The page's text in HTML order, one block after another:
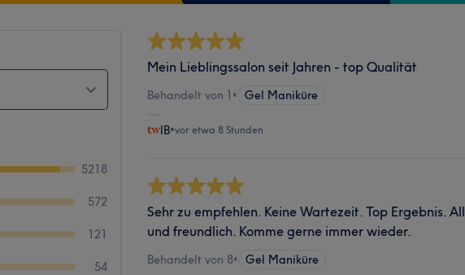
5218
572
121
54
Mein Lieblingssalon seit Jahren - top Qualität
Behandelt von 1 • Gel Maniküre
IB•vor etwa 8 Stunden
Sehr zu empfehlen. Keine Wartezeit. Top Ergebnis.
und freundlich. Komme gerne immer wieder.
Behandelt von 8• Gel Maniküre